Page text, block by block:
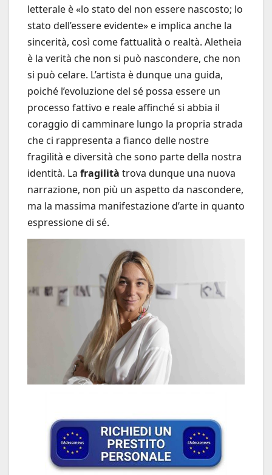
letterale è «lo stato del non essere nascosto; lo
stato dell’essere evidente» e implica anche la
sincerità, così come fattualità o realtà. Aletheia
è la verità che non si può nascondere, che non
si può celare. L’artista è dunque una guida,
poiché l’evoluzione del sé possa essere un
processo fattivo e reale affinché si abbia il
coraggio di camminare lungo la propria strada
che ci rappresenta a fianco delle nostre
fragilità e diversità che sono parte della nostra
identità. La fragilità trova dunque una nuova
narrazione, non più un aspetto da nascondere,
ma la massima manifestazione d’arte in quanto
espressione di sé.